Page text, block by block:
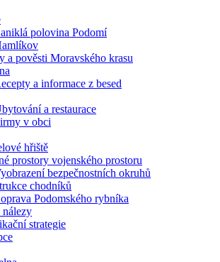
polovina Podomí
a pověsti Moravského krasu
a informace z besed
a restaurace
v obci
hřiště
prostory vojenského prostoru
bezpečnostních okruhů
chodníků
Podomského rybníka
nálezy
strategie